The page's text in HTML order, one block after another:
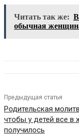
Читать так же:
обычная
Предыдущая статья
Родительская
чтобы у детей все в
получилось